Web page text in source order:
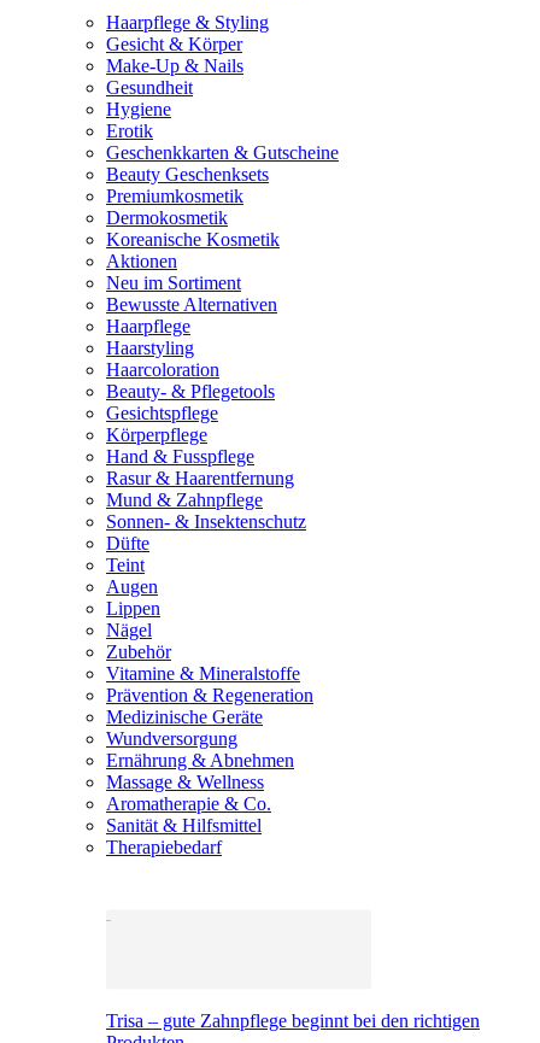
Haarpflege & Styling
Gesicht & Körper
Make-Up & Nails
Gesundheit
Hygiene
Erotik
Geschenkkarten & Gutscheine
Beauty Geschenksets
Premiumkosmetik
Dermokosmetik
Koreanische Kosmetik
Aktionen
Neu im Sortiment
Bewusste Alternativen
Haarpflege
Haarstyling
Haarcoloration
Beauty- & Pflegetools
Gesichtspflege
Körperpflege
Hand & Fusspflege
Rasur & Haarentfernung
Mund & Zahnpflege
Sonnen- & Insektenschutz
Düfte
Teint
Augen
Lippen
Nägel
Zubehör
Vitamine & Mineralstoffe
Prävention & Regeneration
Medizinische Geräte
Wundversorgung
Ernährung & Abnehmen
Massage & Wellness
Aromatherapie & Co.
Sanität & Hilfsmittel
Therapiebedarf
Trisa – gute Zahnpflege beginnt bei den richtigen